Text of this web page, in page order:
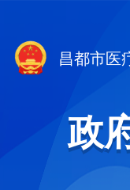
昌都市医
政